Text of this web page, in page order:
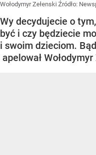
Wołodymyr Zełenski Źródło:
Wy decydujecie o
być i czy będziecie
i swoim dzieciom.
apelował Wołodymyr